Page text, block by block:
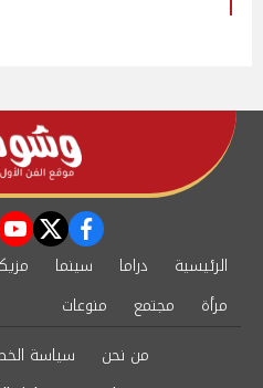
facebook
الرئيسية دراما سينما
مرأة
مجتمع
منوعات
من نحن
سياسة